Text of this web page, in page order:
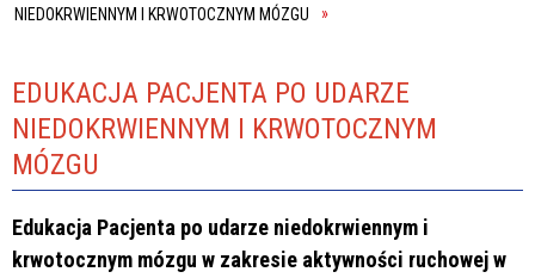
NIEDOKRWIENNYM I KRWOTOCZNYM MÓZGU
EDUKACJA PACJENTA PO UDARZE
NIEDOKRWIENNYM I KRWOTOCZNYM
MÓZGU
Edukacja Pacjenta po udarze niedokrwiennym i
krwotocznym mózgu w zakresie aktywności ruchowej w